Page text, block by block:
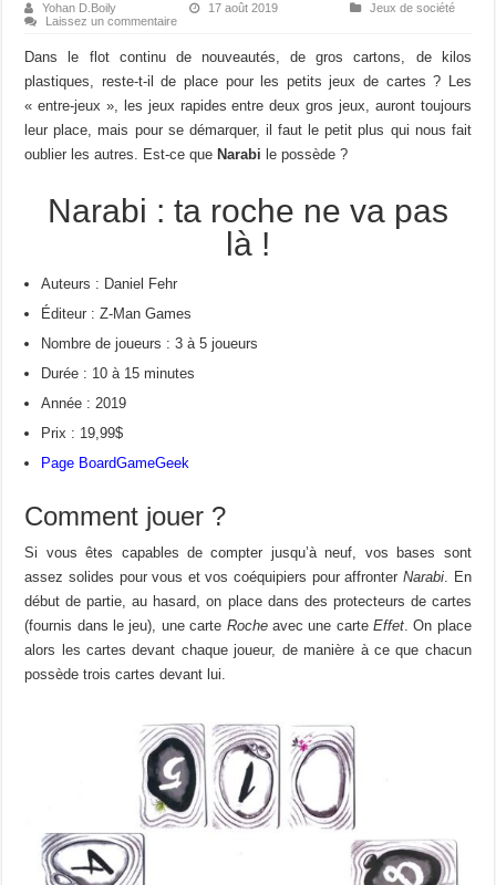
Yohan D.Boily 17 août 2019
Jeux de société
Laissez un commentaire
Dans le flot continu de nouveautés, de gros cartons, de kilos
plastiques, reste-t-il de place pour les petits jeux de cartes ? Les
« entre-jeux », les jeux rapides entre deux gros jeux, auront toujours
leur place, mais pour se démarquer, il faut le petit plus qui nous fait
oublier les autres. Est-ce que Narabi le possède ?
Narabi : ta roche ne va pas
là !
Auteurs : Daniel Fehr
Éditeur : Z-Man Games
Nombre de joueurs : 3 à 5 joueurs
Durée : 10 à 15 minutes
Année : 2019
Prix : 19,99$
Page BoardGameGeek
Comment jouer ?
Si vous êtes capables de compter jusqu’à neuf, vos bases sont
assez solides pour vous et vos coéquipiers pour affronterNarabi. En
début de partie, au hasard, on place dans des protecteurs de cartes
(fournis dans le jeu), une carte Roche avec une carteEffet. On place
alors les cartes devant chaque joueur, de manière à ce que chacun
possède trois cartes devant lui.